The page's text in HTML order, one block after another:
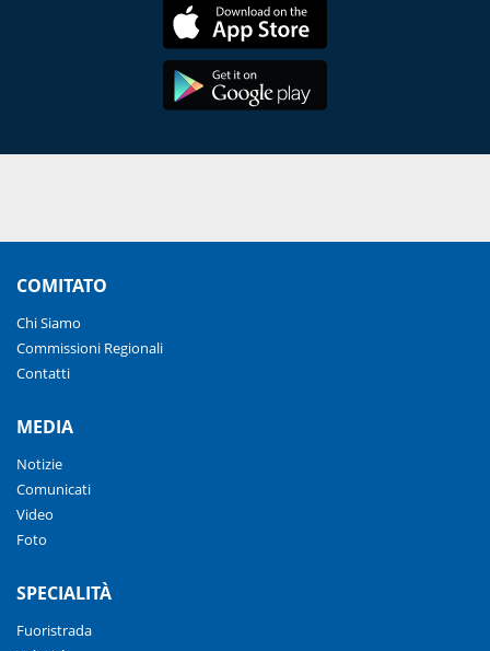
COMITATO
Chi Siamo
Commissioni Regionali
Contatti
MEDIA
Notizie
Comunicati
Video
Foto
SPECIALITÀ
Fuoristrada